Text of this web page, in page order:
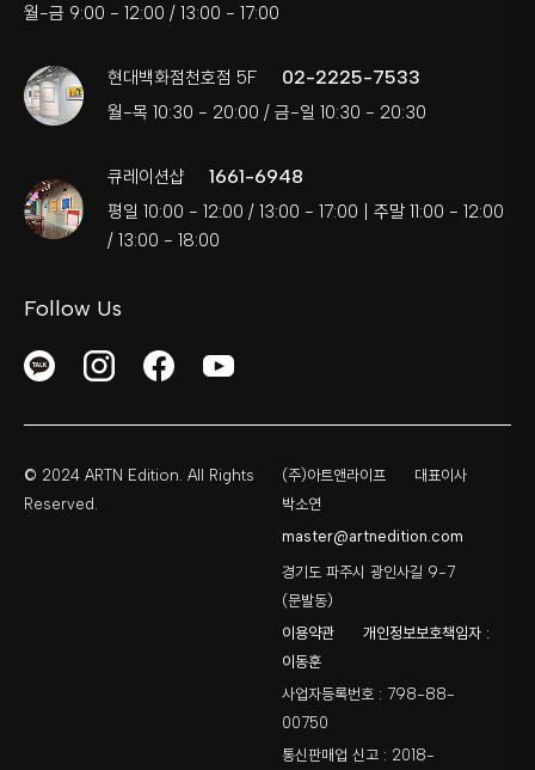
월-금 9:00 - 12:00 / 13:00 - 17:00
현대백화점천호점 5F 02-2225-7533
월-목 10:30 - 20:00 / 금-일 10:30 - 20:30
큐레이션샵 1661-6948
평일 10:00 - 12:00 / 13:00 - 17:00 | 주말 11:00 - 12:00
/ 13:00 - 18:00
Follow Us
© 2024 ARTN Edition. All Rights
Reserved.
(주)아트앤라이프
대표이사
박소연
master@artnedition.com
경기도 파주시 광인사길 9-7
(문발동)
이용약관
개인정보보호책임자 :
이동훈
사업자등록번호 : 798-88-
00750
통신판매업 신고 : 2018-